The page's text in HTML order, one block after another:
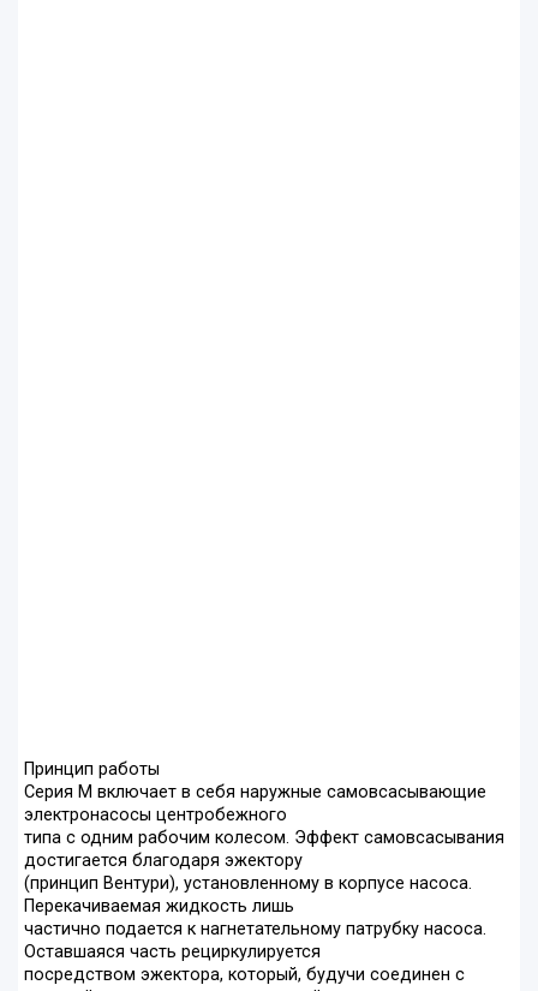
Принцип работы
Серия М включает в себя наружные самовсасывающие
электронасосы центробежного
типа с одним рабочим колесом. Эффект самовсасывания
достигается благодаря эжектору
(принцип Вентури), установленному в корпусе насоса.
Перекачиваемая жидкость лишь
частично подается к нагнетательному патрубку насоса.
Оставшаяся часть рециркулируется
посредством эжектора, который, будучи соединен с